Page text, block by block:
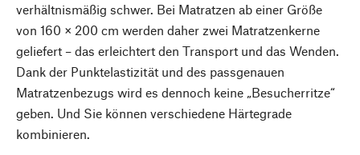
verhältnismäßig schwer. Bei Matratzen ab einer Größe
von 160 × 200 cm werden daher zwei Matratzenkerne
geliefert – das erleichtert den Transport und das Wenden.
Dank der Punktelastizität und des passgenauen
Matratzenbezugs wird es dennoch keine „Besucherritze“
geben. Und Sie können verschiedene Härtegrade
kombinieren.